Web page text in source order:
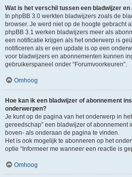
Wat is het verschil tussen een bladwijzer en
In phpBB 3.0 werkten bladwijzers zoals de
browser. Je werd niet op de hoogte gebracht
phpBB 3.1 werken bladwijzers meer als
een notificatie krijgen als het onderwerp is
notificeren als er een update is op een
voor bladwijzers en abonnementen kunnen
gebruikerspaneel onder “Forumvoorkeuren”.
Omhoog
Hoe kan ik een bladwijzer of abonnement
onderwerpen?
Je kunt op de pagina van het onderwerp in
gereedschap” een bladwijzer of abonnement
boven- als onderaan de pagina te vinden.
Het is ook mogelijk te abonneren op het
optie “Informeer me wanneer een reactie is
Omhoog